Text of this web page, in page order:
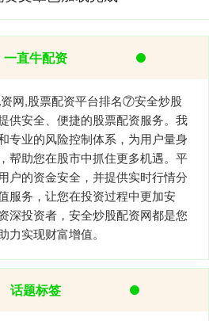
一直牛配资
网,股票配资平台排名⑦安全炒股
供安全、便捷的股票配资服务。我
专业的风险控制体系，为用户量身
帮助您在股市中抓住更多机遇。平
户的资金安全，并提供实时行情分
服务，让您在投资过程中更加安
深投资者，安全炒股配资网都是您
力实现财富增值。
话题标签